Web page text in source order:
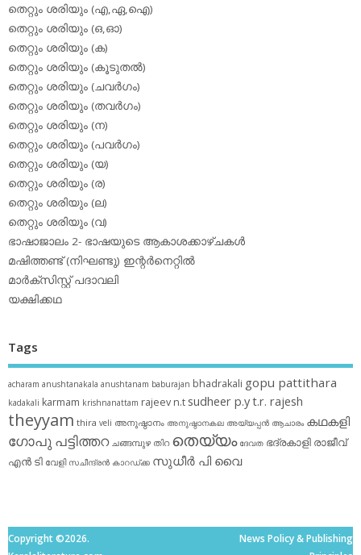
തെറ്റും ശരിയും (എ,ഏ,ഐ)
തെറ്റും ശരിയും (ഒ,ഓ)
തെറ്റും ശരിയും (ക)
തെറ്റും ശരിയും (കൂടുതല്‍)
തെറ്റും ശരിയും (ചവര്‍ഗം)
തെറ്റും ശരിയും (തവര്‍ഗം)
തെറ്റും ശരിയും (ന)
തെറ്റും ശരിയും (പവര്‍ഗം)
തെറ്റും ശരിയും (യ)
തെറ്റും ശരിയും (ര)
തെറ്റും ശരിയും (ല)
തെറ്റും ശരിയും (വ)
ഭാഷാജാലം 2- ഭാഷയുടെ ആകാശക്കാഴ്ചകള്‍
മഷിത്തണ്ട് (നിഘണ്ടു) ഇന്റര്‍നെറ്റില്‍
മാര്‍ക്‌സിസ്റ്റ് പദാവലി
യക്ഷിക്കഥ
Tags
acharam anushtanakala anushtanam baburajan bhadrakali gopu pattithara
kadakali karmam krishnanattam rajeev n.t sudheer p.yt.r. rajesh
theyyam thira veli അനുഷ്ഠാനം അനുഷ്ഠാനകല അയ്യപ്പന്‍ ആചാരം കഥകളി
ഗോപു പട്ടിത്തറ ചങ്ങമ്പുഴ തിറ തെയ്യം ദേവത ഭദ്രകാളി രാജീവ്
എൻ ടി വേളി സചീന്ദ്രന്‍ കാറഡ്ക്ക സുധീര്‍ പി വൈ
Copyright ©2026.
News Policy & Publishing